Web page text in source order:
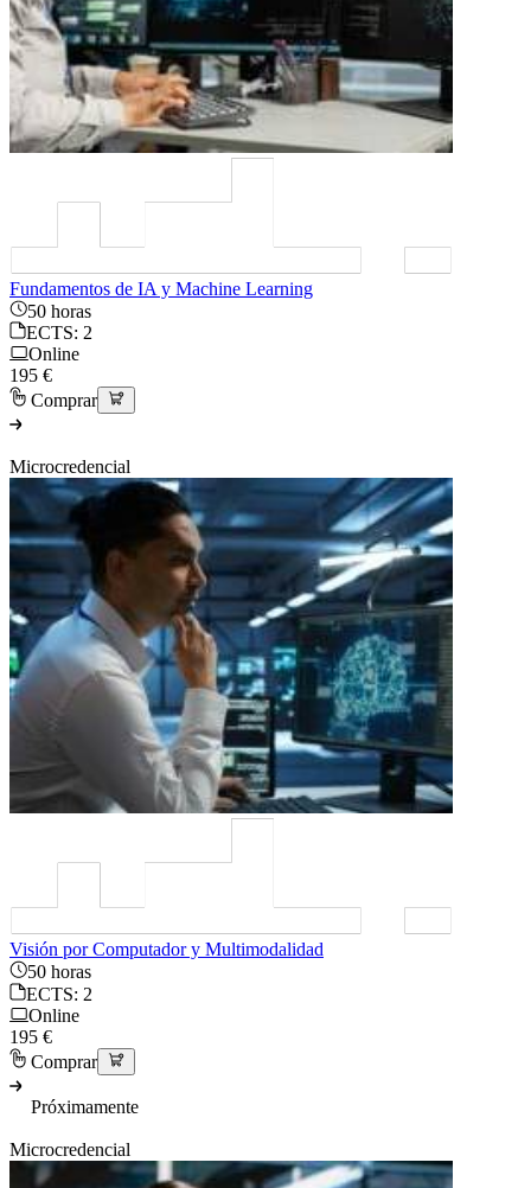
Fundamentos de IA y Machine Learning
50 horas
ECTS: 2
Online
195 €
Comprar
Microcredencial
Visión por Computador y Multimodalidad
50 horas
ECTS: 2
Online
195 €
Comprar
Próximamente
Microcredencial